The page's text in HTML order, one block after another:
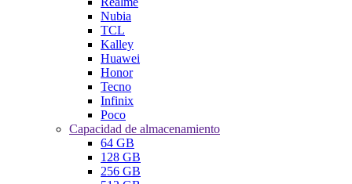
Nubia
TCL
Kalley
Huawei
Honor
Tecno
Infinix
Poco
Capacidad de almacenamiento
64 GB
128 GB
256 GB